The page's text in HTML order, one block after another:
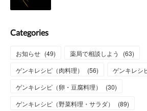
Categories
お知らせ (49) 薬局で相談しよう (63)
ゲンキレシピ（肉料理）
(56) ゲンキレシ
ゲンキレシピ（卵・豆腐料理）
(30)
ゲンキレシピ（野菜料理・サラダ）
(89)